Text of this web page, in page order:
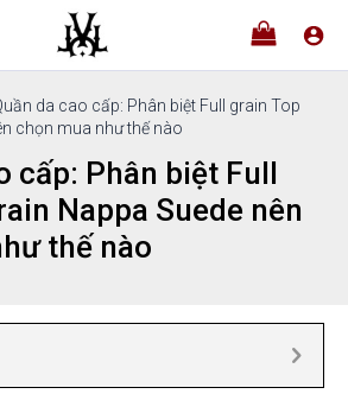
da cao cấp: Phân biệt Full grain Top
chọn mua như thế nào
cấp: Phân biệt Full
Nappa Suede nên
thế nào